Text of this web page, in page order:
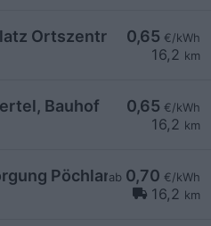
0,65 €/kWh
16,2 km
Ortszentrum
0,65 €/kWh
16,2 km
Bauhof
ab 0,70 €/kWh
16,2 km
Pöchlarn